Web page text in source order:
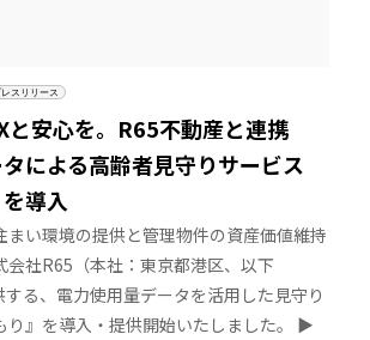
スリリース
と安心を。R65不動産と連携
による高齢者見守りサービス
導入
まい環境の提供と管理物件の資産価値維持
会社R65（本社：東京都港区、以下
する、電力使用量データを活用した見守り
り』を導入・提供開始いたしました。 ▶︎